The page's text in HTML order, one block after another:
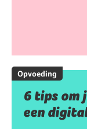
Opvoeding
6 tips om
een